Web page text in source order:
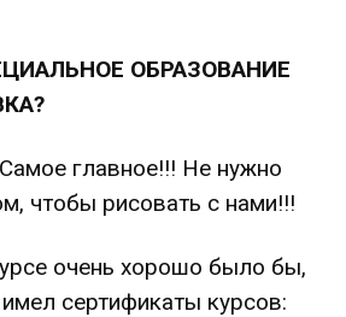
ОБРАЗОВАНИЕ
главное!!! Не нужно
чтобы рисовать с нами!!!
очень хорошо было бы,
сертификаты курсов: